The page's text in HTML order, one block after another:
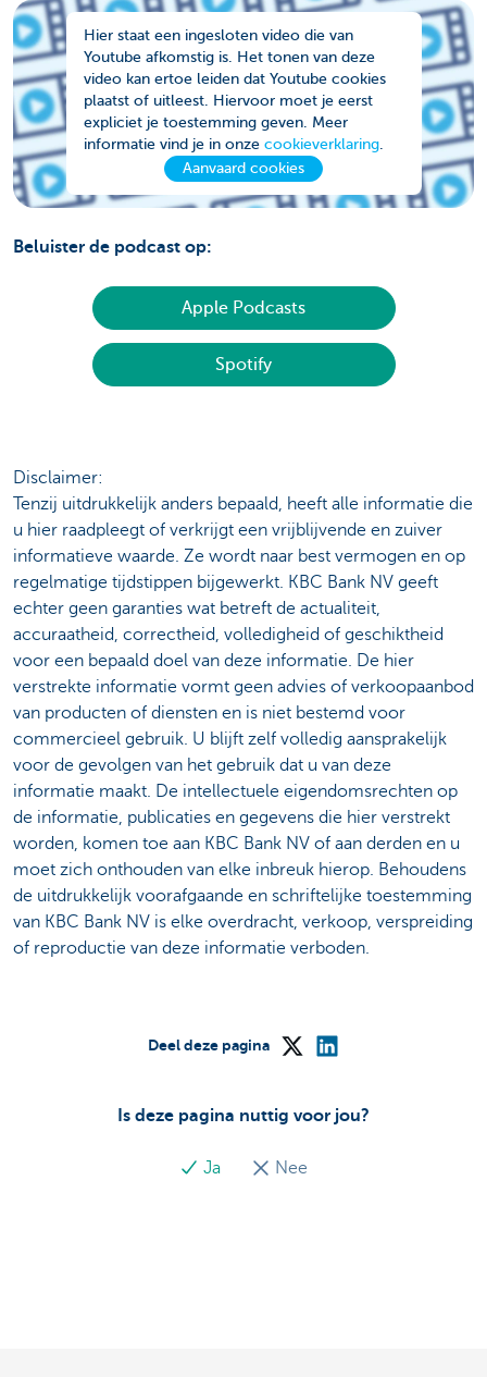
Hier staat een ingesloten video die van
Youtube afkomstig is. Het tonen van deze
video kan ertoe leiden dat Youtube cookies
plaatst of uitleest. Hiervoor moet je eerst
expliciet je toestemming geven. Meer
informatie vind je in onze cookieverklaring.
Aanvaard cookies
Beluister de podcast op:
Apple Podcasts
Spotify
Disclaimer:
Tenzij uitdrukkelijk anders bepaald, heeft alle informatie die
u hier raadpleegt of verkrijgt een vrijblijvende en zuiver
informatieve waarde. Ze wordt naar best vermogen en op
regelmatige tijdstippen bijgewerkt. KBC Bank NV geeft
echter geen garanties wat betreft de actualiteit,
accuraatheid, correctheid, volledigheid of geschiktheid
voor een bepaald doel van deze informatie. De hier
verstrekte informatie vormt geen advies of verkoopaanbod
van producten of diensten en is niet bestemd voor
commercieel gebruik. U blijft zelf volledig aansprakelijk
voor de gevolgen van het gebruik dat u van deze
informatie maakt. De intellectuele eigendomsrechten op
de informatie, publicaties en gegevens die hier verstrekt
worden, komen toe aan KBC Bank NV of aan derden en u
moet zich onthouden van elke inbreuk hierop. Behoudens
de uitdrukkelijk voorafgaande en schriftelijke toestemming
van KBC Bank NV is elke overdracht, verkoop, verspreiding
of reproductie van deze informatie verboden.
Is deze pagina nuttig voor jou?
Ja Nee
Deel deze pagina